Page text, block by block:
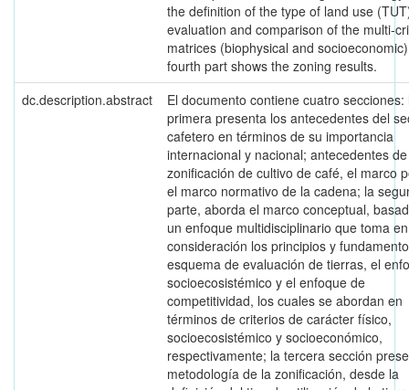
the definition of the type of land use
evaluation and comparison of the multi-
matrices (biophysical and
fourth part shows the zoning results.
dc.description.abstract
El documento contiene cuatro secciones:
primera presenta los antecedentes del
cafetero en términos de su importancia
internacional y nacional; antecedentes
zonificación de cultivo de café, el marco
el marco normativo de la cadena; la
parte, aborda el marco conceptual,
un enfoque multidisciplinario que toma en
consideración los principios y
esquema de evaluación de tierras, el
socioecosistémico y el enfoque de
competitividad, los cuales se abordan en
términos de criterios de carácter físico,
socioecosistémico y socioeconómico,
respectivamente; la tercera sección
metodología de la zonificación, desde la